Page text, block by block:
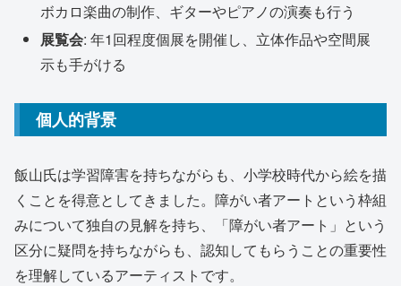
ボカロ楽曲の制作、ギターやピアノの演奏も行う
展覧会: 年1回程度個展を開催し、立体作品や空間展
示も手がける
個人的背景
飯山氏は学習障害を持ちながらも、小学校時代から絵を描
くことを得意としてきました。障がい者アートという枠組
みについて独自の見解を持ち、「障がい者アート」という
区分に疑問を持ちながらも、認知してもらうことの重要性
を理解しているアーティストです。